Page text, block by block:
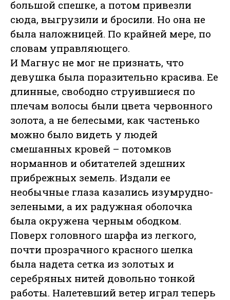
большой спешке, а потом привезли
сюда, выгрузили и бросили. Но она не
была наложницей. По крайней мере, по
словам управляющего.
И Магнус не мог не признать, что
девушка была поразительно красива. Ее
длинные, свободно струившиеся по
плечам волосы были цвета червонного
золота, а не белесыми, как частенько
можно было видеть у людей
смешанных кровей – потомков
норманнов и обитателей здешних
прибрежных земель. Издали ее
необычные глаза казались изумрудно-
зелеными, а их радужная оболочка
была окружена черным ободком.
Поверх головного шарфа из легкого,
почти прозрачного красного шелка
была надета сетка из золотых и
серебряных нитей довольно тонкой
работы. Налетевший ветер играл теперь